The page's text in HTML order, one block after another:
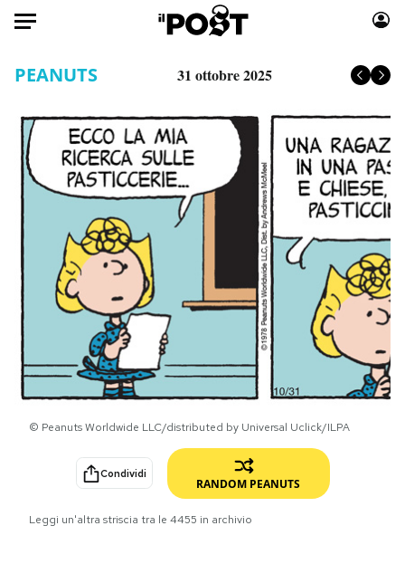
Italia
Mondo
Politica
Tecnologia
Internet
Scienza
Cultura
Economia
Sport
Moda
Libri
Consumismi
Storie/Idee
Ok Boomer!
Media
Europa
Altrecose
Mondiali calcio 2026
PEANUTS 31 ottobre 2025
© Peanuts Worldwide LLC/distributed by Universal Uclick/ILPA
Condividi
RANDOM PEANUTS
Leggi un'altra striscia tra le 4455 in archivio